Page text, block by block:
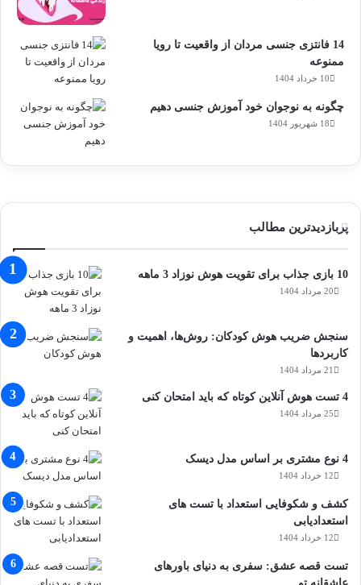
14 فانتزی‌ جنسی مردان از واقعیت تا رویا
ممنوعه
10 خرداد 1404
چگونه به نوجوان خود آموزش جنسی دهیم
18 شهریور 1404
پربازدیدترین مطالب
10 بازی جذاب برای تقویت هوش نوزاد 3 ماهه
20 مرداد 1404
سنجش ضریب هوش کودکان: روش‌ها، اهمیت و
کاربردها
21 مرداد 1404
4 تست‌ هوش آنلاین کوتاه که باید امتحان کنی
25 مرداد 1404
4 نوع مشتری بر اساس مدل دیسک
12 خرداد 1404
کشف و شکوفایی استعداد با تست های
استعدادیابی
12 خرداد 1404
تست قصه عشق: سفری به دنیای باورهای